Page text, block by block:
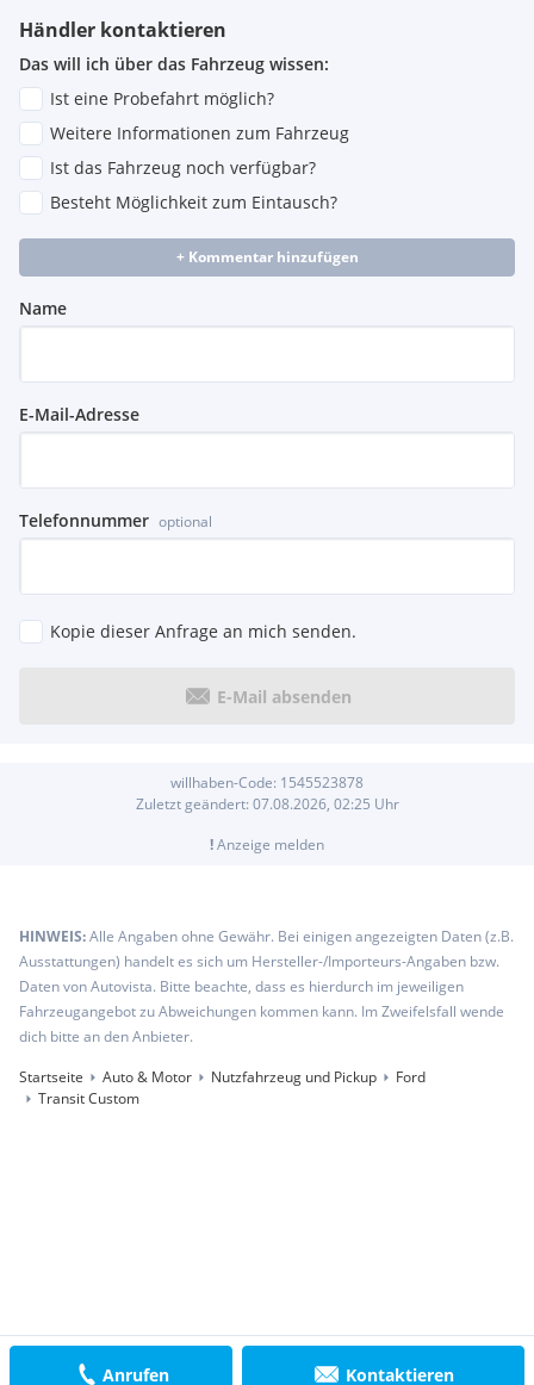
Anrufen Kontaktieren
Händler kontaktieren
Das will ich über das Fahrzeug wissen:
Ist eine Probefahrt möglich?
Weitere Informationen zum Fahrzeug
Ist das Fahrzeug noch verfügbar?
Besteht Möglichkeit zum Eintausch?
+ Kommentar hinzufügen
Name
E-Mail-Adresse
Telefonnummer optional
Kopie dieser Anfrage an mich senden.
E-Mail absenden
willhaben-Code: 1545523878
Zuletzt geändert: 07.08.2026, 02:25 Uhr
!Anzeige melden
HINWEIS:Alle Angaben ohne Gewähr. Bei einigen angezeigten Daten (z.B.
Ausstattungen) handelt es sich um Hersteller-/Importeurs-Angaben bzw.
Daten von Autovista. Bitte beachte, dass es hierdurch im jeweiligen
Fahrzeugangebot zu Abweichungen kommen kann. Im Zweifelsfall wende
dich bitte an den Anbieter.
Startseite
Auto & Motor Nutzfahrzeug und Pickup
Ford
Transit Custom